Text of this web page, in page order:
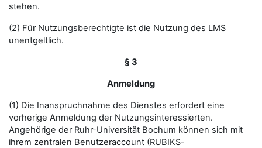
stehen.
(2) Für Nutzungsberechtigte ist die Nutzung des LMS
unentgeltlich.
§ 3
Anmeldung
(1) Die Inanspruchnahme des Dienstes erfordert eine
vorherige Anmeldung der Nutzungsinteressierten.
Angehörige der Ruhr-Universität Bochum können sich mit
ihrem zentralen Benutzeraccount (RUBIKS-